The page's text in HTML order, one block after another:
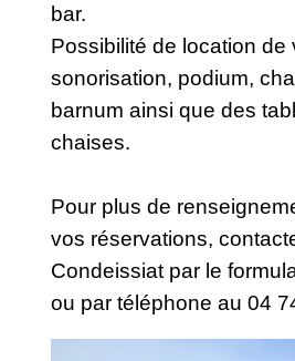
bar.
Possibilité de location de
sonorisation, podium,
barnum ainsi que des
chaises.
Pour plus de
vos réservations,
Condeissiat par le
ou par téléphone au 04